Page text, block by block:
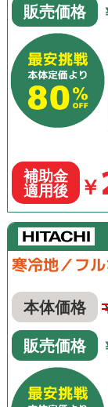
販売価格
補助金
適用後 ￥
寒冷地／フ
本体価格
販売価格